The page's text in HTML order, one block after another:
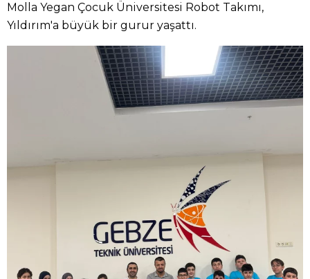
Molla Yegan Çocuk Üniversitesi Robot Takımı,
Yıldırım'a büyük bir gurur yaşattı.